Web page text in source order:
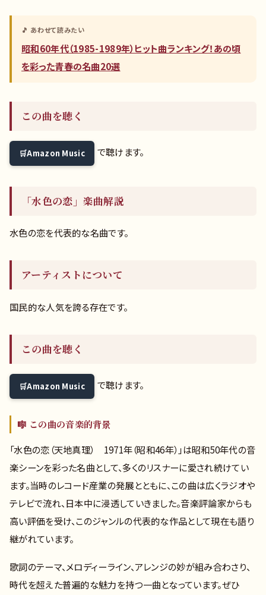
🎵 あわせて読みたい
昭和60年代（1985-1989年）ヒット曲ランキング！あの頃
を彩った青春の名曲20選
この曲を聴く
Amazon Music で聴けます。
「水色の恋」楽曲解説
水色の恋を代表的な名曲です。
アーティストについて
国民的な人気を誇る存在です。
この曲を聴く
Amazon Music で聴けます。
🎼 この曲の音楽的背景
「水色の恋（天地真理） 1971年（昭和46年）」は昭和50年代の音
楽シーンを彩った名曲として、多くのリスナーに愛され続けてい
ます。当時のレコード産業の発展とともに、この曲は広くラジオや
テレビで流れ、日本中に浸透していきました。音楽評論家からも
高い評価を受け、このジャンルの代表的な作品として現在も語り
継がれています。
歌詞のテーマ、メロディーライン、アレンジの妙が組み合わさり、
時代を超えた普遍的な魅力を持つ一曲となっています。ぜひ